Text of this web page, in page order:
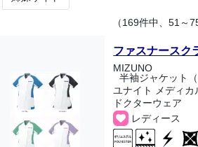
（169件中、51～
ファスナースク
MIZUNO
半袖ジャケット
ユナイト メディカ
ドクターウェア
レディース